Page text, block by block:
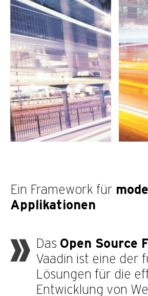
Ein Framework für
Applikationen
Das Open Source
Vaadin ist eine der
Lösungen für die
Entwicklung von